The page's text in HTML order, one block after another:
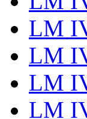
LM
LM
LM
LM